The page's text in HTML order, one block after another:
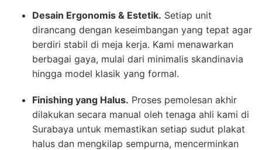
Desain Ergonomis & Estetik. Setiap unit
dirancang dengan keseimbangan yang tepat agar
berdiri stabil di meja kerja. Kami menawarkan
berbagai gaya, mulai dari minimalis skandinavia
hingga model klasik yang formal.
Finishing yang Halus. Proses pemolesan akhir
dilakukan secara manual oleh tenaga ahli kami di
Surabaya untuk memastikan setiap sudut plakat
halus dan mengkilap sempurna, mencerminkan